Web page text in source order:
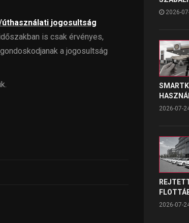
jogosultság
is csak érvényes,
a jogosultság
2026-
2026-07-
2026-07-